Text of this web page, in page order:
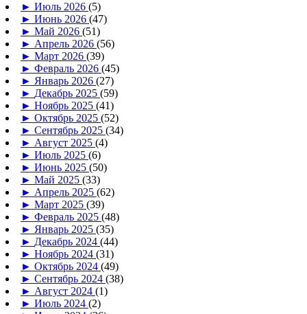
► Июль 2026 (5)
► Июнь 2026 (47)
► Май 2026 (51)
► Апрель 2026 (56)
► Март 2026 (39)
► Февраль 2026 (45)
► Январь 2026 (27)
► Декабрь 2025 (59)
► Ноябрь 2025 (41)
► Октябрь 2025 (52)
► Сентябрь 2025 (34)
► Август 2025 (4)
► Июль 2025 (6)
► Июнь 2025 (50)
► Май 2025 (33)
► Апрель 2025 (62)
► Март 2025 (39)
► Февраль 2025 (48)
► Январь 2025 (35)
► Декабрь 2024 (44)
► Ноябрь 2024 (31)
► Октябрь 2024 (49)
► Сентябрь 2024 (38)
► Август 2024 (1)
► Июль 2024 (2)